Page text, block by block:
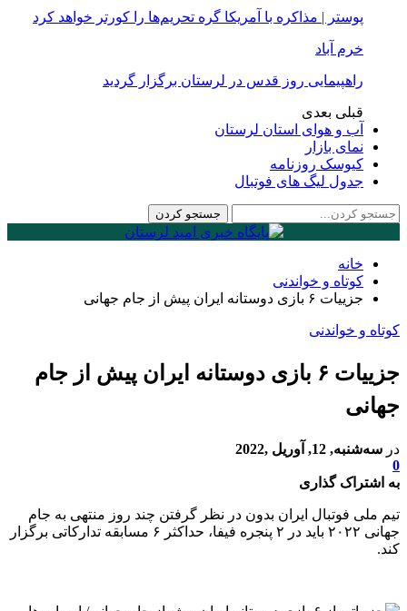
پوستر | مذاکره با آمریکا گره تحریم‌ها را کورتر خواهد کرد
خرم آباد
راهپیمایی روز قدس در لرستان برگزار گردید
قبلی بعدی
آب و هوای استان لرستان
نمای بازار
کیوسک روزنامه
جدول لیگ های فوتبال
خانه
کوتاه و خواندنی
جزییات ۶ بازی دوستانه ایران پیش از جام جهانی
کوتاه و خواندنی
جزییات ۶ بازی دوستانه ایران پیش از جام
جهانی
در سه‌شنبه, 12, آوریل ,2022
0
به اشتراک گذاری
تیم ملی فوتبال ایران بدون در نظر گرفتن چند روز منتهی به جام
جهانی ۲۰۲۲ باید در ۲ پنجره فیفا، حداکثر ۶ مسابقه تدارکاتی برگزار
کند.